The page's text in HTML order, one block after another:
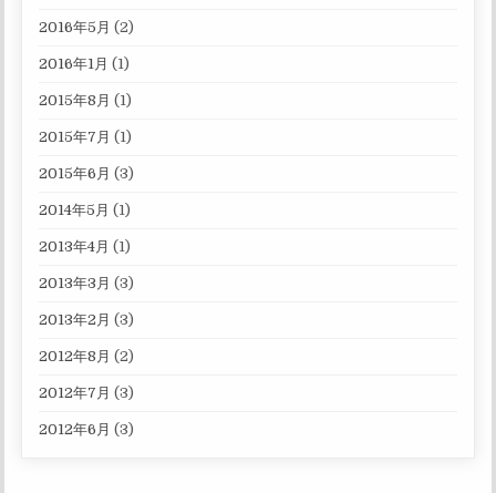
2016年5月 (2)
2016年1月 (1)
2015年8月 (1)
2015年7月 (1)
2015年6月 (3)
2014年5月 (1)
2013年4月 (1)
2013年3月 (3)
2013年2月 (3)
2012年8月 (2)
2012年7月 (3)
2012年6月 (3)